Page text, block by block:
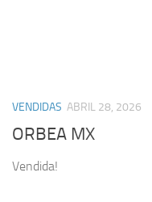
VENDIDAS ABRIL 28, 2026
ORBEA MX
Vendida!